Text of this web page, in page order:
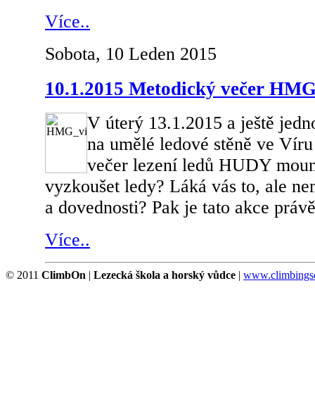
Více..
Sobota, 10 Leden 2015
10.1.2015 Metodický večer
V úterý 13.1.2015 a ještě
na umělé ledové stěně ve
večer lezení ledů HUDY
vyzkoušet ledy? Láká vás to, ale
a dovednosti? Pak je tato akce
Více..
© 2011 ClimbOn | Lezecká škola a horský vůdce |